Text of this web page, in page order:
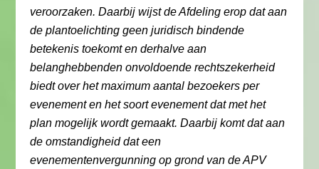
veroorzaken. Daarbij wijst de Afdeling erop dat aan
de plantoelichting geen juridisch bindende
betekenis toekomt en derhalve aan
belanghebbenden onvoldoende rechtszekerheid
biedt over het maximum aantal bezoekers per
evenement en het soort evenement dat met het
plan mogelijk wordt gemaakt. Daarbij komt dat aan
de omstandigheid dat een
evenementenvergunning op grond van de APV